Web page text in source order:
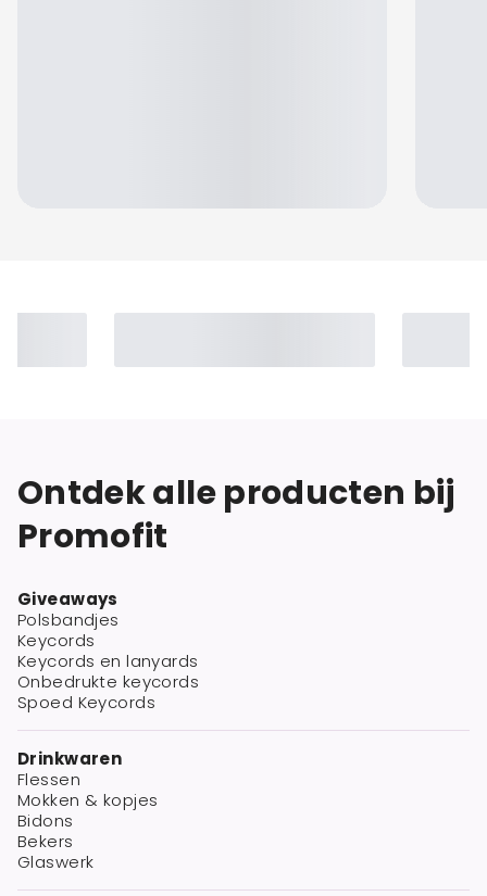
Ontdek alle producten bij
Promofit
Giveaways
Polsbandjes
Keycords
Keycords en lanyards
Onbedrukte keycords
Spoed Keycords
Drinkwaren
Flessen
Mokken & kopjes
Bidons
Bekers
Glaswerk